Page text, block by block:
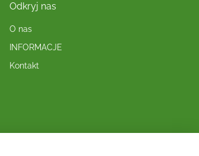
Odkryj nas
O nas
INFORMACJE
Kontakt